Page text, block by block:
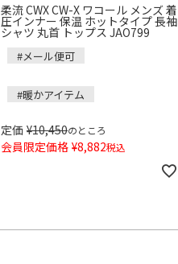
柔流 CWX CW-X ワコール メンズ 着
圧インナー 保温 ホットタイプ 長袖
シャツ 丸首 トップス JAO799
#メール便可
#暖かアイテム
定価 ¥10,450のところ
会員限定価格 ¥8,882税込